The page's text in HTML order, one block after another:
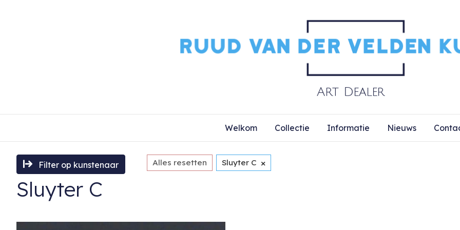
Welkom Collectie Informatie Nieuws
Filter op kunstenaar Alles resetten Sluyter C ×
Sluyter C